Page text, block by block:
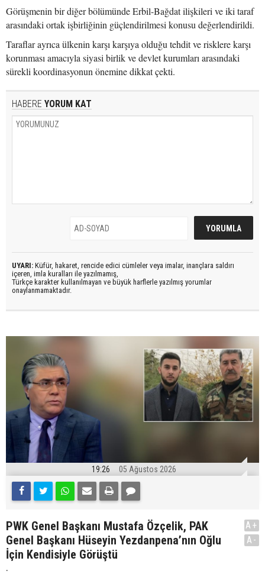
Görüşmenin bir diğer bölümünde Erbil-Bağdat ilişkileri ve iki taraf
arasındaki ortak işbirliğinin güçlendirilmesi konusu değerlendirildi.
Taraflar ayrıca ülkenin karşı karşıya olduğu tehdit ve risklere karşı
korunması amacıyla siyasi birlik ve devlet kurumları arasındaki
sürekli koordinasyonun önemine dikkat çekti.
HABERE YORUM KAT
UYARI: Küfür, hakaret, rencide edici cümleler veya imalar, inançlara saldırı
içeren, imla kuralları ile yazılmamış,
Türkçe karakter kullanılmayan ve büyük harflerle yazılmış yorumlar
onaylanmamaktadır.
19:26 05 Ağustos 2026
PWK Genel Başkanı Mustafa Özçelik, PAK
Genel Başkanı Hüseyin Yezdanpena’nın Oğlu
İçin Kendisiyle Görüştü
.
A+
A-